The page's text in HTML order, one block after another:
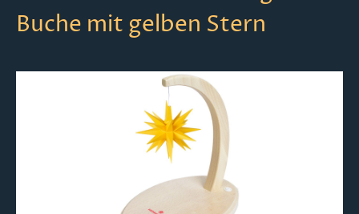
Buche mit gelben Stern
Bildergalerie überspringen